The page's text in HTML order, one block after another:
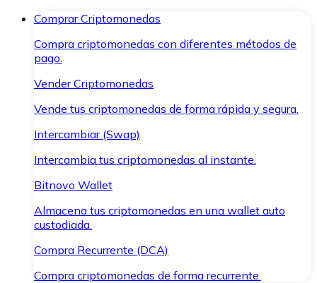
Comprar Criptomonedas
Compra criptomonedas con diferentes métodos de
pago.
Vender Criptomonedas
Vende tus criptomonedas de forma rápida y segura.
Intercambiar (Swap)
Intercambia tus criptomonedas al instante.
Bitnovo Wallet
Almacena tus criptomonedas en una wallet auto
custodiada.
Compra Recurrente (DCA)
Compra criptomonedas de forma recurrente.